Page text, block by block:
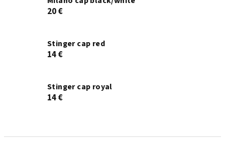
20 €
Stinger cap red
14 €
Stinger cap royal
14 €